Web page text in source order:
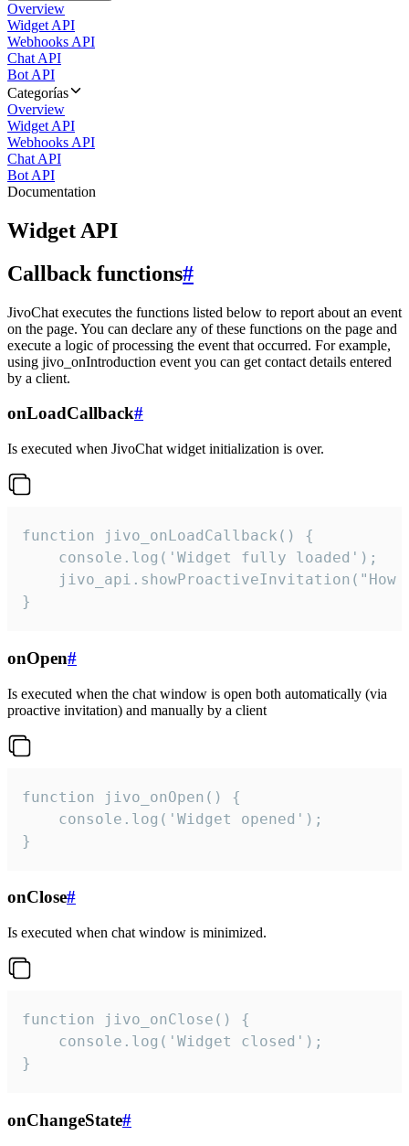
Overview
Widget API
Webhooks API
Chat API
Bot API
Categorías
Overview
Widget API
Webhooks API
Chat API
Bot API
Documentation
Widget API
Callback functions#
JivoChat executes the functions listed below to report about an event
on the page. You can declare any of these functions on the page and
execute a logic of processing the event that occurred. For example,
using jivo_onIntroduction event you can get contact details entered
by a client.
onLoadCallback#
Is executed when JivoChat widget initialization is over.
function jivo_onLoadCallback() {
    console.log('Widget fully loaded');
jivo_api.showProactiveInvitation("How
}
onOpen#
Is executed when the chat window is open both automatically (via
proactive invitation) and manually by a client
function jivo_onOpen() {
    console.log('Widget opened');
}
onClose#
Is executed when chat window is minimized.
function jivo_onClose() {
    console.log('Widget closed');
}
onChangeState#